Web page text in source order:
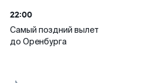
22:00
Самый поздний вылет
до Оренбурга